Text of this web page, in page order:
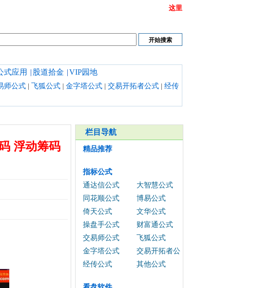
这里
式应用 | 股道拾金 |VIP园地
师公式 | 飞狐公式 | 金字塔公式 | 交易开拓者公式 | 经传
浮动筹码
栏目导航
精品推荐
指标公式
通达信公式
大智慧公式
同花顺公式
博易公式
倚天公式
文华公式
操盘手公式
财富通公式
交易师公式
飞狐公式
金字塔公式
交易开拓者公
式
经传公式 其他公式